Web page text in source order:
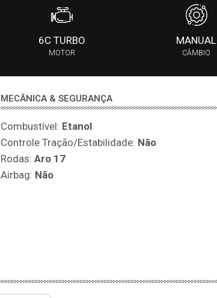
6C TURBO
MOTOR
MANUAL
CÂMBIO
MECÂNICA & SEGURANÇA
Combustível: Etanol
Controle Tração/Estabilidade: Não
Rodas: Aro 17
Airbag: Não